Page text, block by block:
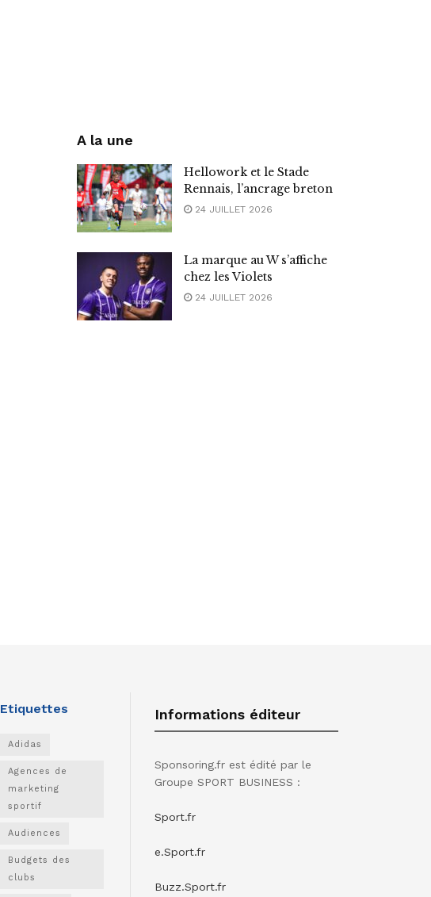
A la une
Hellowork et le Stade
Rennais, l’ancrage breton
24 JUILLET 2026
La marque au W s’affiche
chez les Violets
24 JUILLET 2026
Etiquettes
Adidas
Agences de
marketing
sportif
Audiences
Budgets des
clubs
Informations éditeur
Sponsoring.fr est édité par le
Groupe SPORT BUSINESS :
Sport.fr
e.Sport.fr
Buzz.Sport.fr